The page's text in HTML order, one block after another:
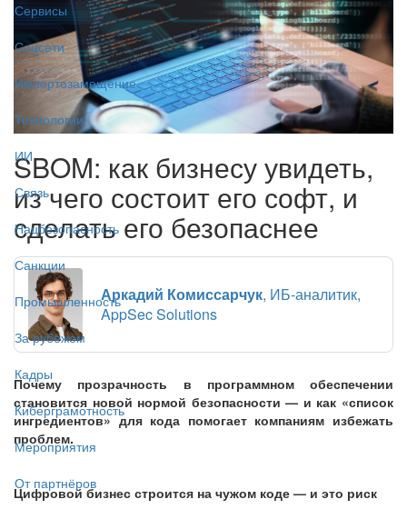
Сервисы
Соцсети
Импортозамещение
Технологии
ИИ
Связь
Нацбезопасность
Санкции
Промышленность
За рубежом
Кадры
Киберграмотность
Мероприятия
От партнёров
SBOM: как бизнесу увидеть,
из чего состоит его софт, и
сделать его безопаснее
Аркадий Комиссарчук, ИБ-аналитик,
AppSec Solutions
Почему прозрачность в программном обеспечении
становится новой нормой безопасности — и как «список
ингредиентов» для кода помогает компаниям избежать
проблем.
Цифровой бизнес строится на чужом коде — и это риск